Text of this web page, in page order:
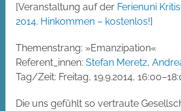
[Veranstaltung auf der Ferienuni
2014. Hinkommen – kostenlos!]
Themenstrang: »Emanzipation«
Referent_innen:Stefan Meretz,
Tag/Zeit: Freitag, 19.9.2014,
Die uns gefühlt so vertraute